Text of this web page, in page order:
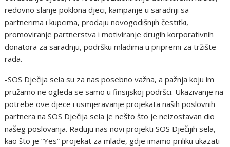
redovno slanje poklona djeci, kampanje u saradnji sa
partnerima i kupcima, prodaju novogodišnjih čestitki,
promoviranje partnerstva i motiviranje drugih korporativnih
donatora za saradnju, podršku mladima u pripremi za tržište
rada.
-SOS Dječija sela su za nas posebno važna, a pažnja koju im
pružamo ne ogleda se samo u finsijskoj podršci. Ukazivanje na
potrebe ove djece i usmjeravanje projekata naših poslovnih
partnera na SOS Dječija sela je nešto što je neizostavan dio
našeg poslovanja. Raduju nas novi projekti SOS Dječijih sela,
kao što je “Yes” projekat za mlade, gdje imamo priliku ukazati